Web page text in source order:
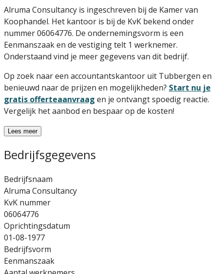
Alruma Consultancy is ingeschreven bij de Kamer van
Koophandel. Het kantoor is bij de KvK bekend onder
nummer 06064776. De ondernemingsvorm is een
Eenmanszaak en de vestiging telt 1 werknemer.
Onderstaand vind je meer gegevens van dit bedrijf.
Op zoek naar een accountantskantoor uit Tubbergen en
benieuwd naar de prijzen en mogelijkheden? Start nu je
gratis offerteaanvraag en je ontvangt spoedig reactie.
Vergelijk het aanbod en bespaar op de kosten!
Lees meer
Bedrijfsgegevens
Bedrijfsnaam
Alruma Consultancy
KvK nummer
06064776
Oprichtingsdatum
01-08-1977
Bedrijfsvorm
Eenmanszaak